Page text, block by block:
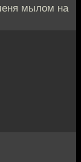
мылом на